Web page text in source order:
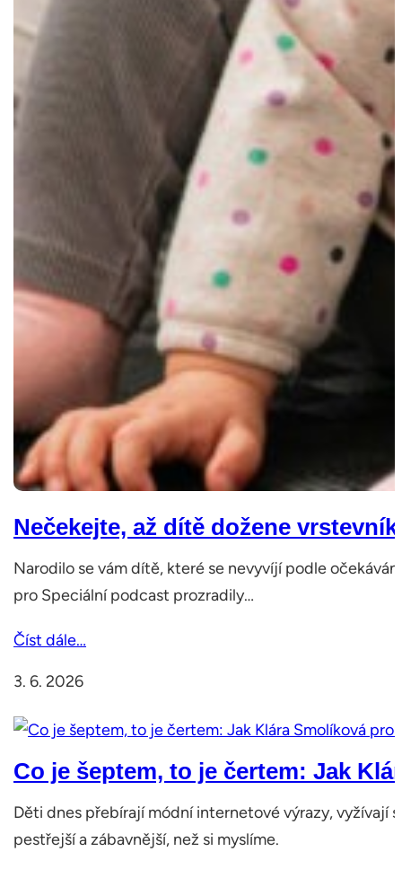
Nečekejte, až dítě dožene
Narodilo se vám dítě, které se nevyvíjí podle
pro Speciální podcast prozradily…
Číst dále…
3. 6. 2026
Co je šeptem, to je čertem: Jak
Děti dnes přebírají módní internetové výrazy, vyžívají
pestřejší a zábavnější, než si myslíme.